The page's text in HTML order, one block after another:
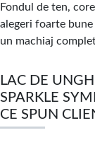
Fondul de ten,
alegeri foarte bune
un machiaj
LAC DE
SPARKLE
CE SPUN